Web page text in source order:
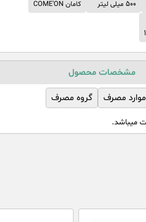
500 میلی لیتر کامان COME'ON
مشخصات محصول
موارد مصرف گروه مصرف